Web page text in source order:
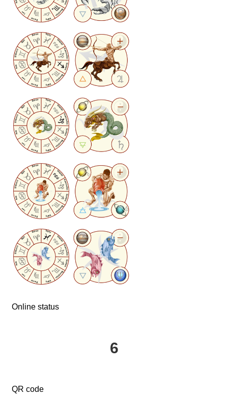
Online status
6
QR code